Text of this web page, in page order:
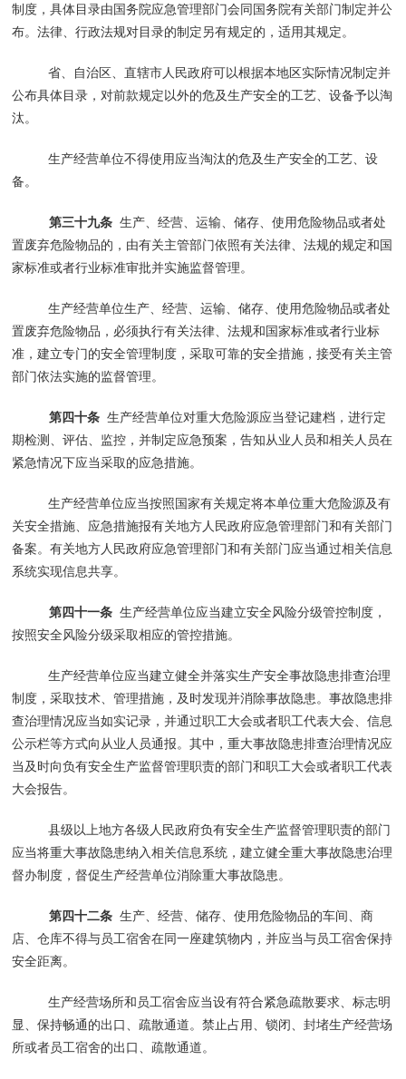
制度，具体目录由国务院应急管理部门会同国务院有关部门制定并公
布。法律、行政法规对目录的制定另有规定的，适用其规定。
省、自治区、直辖市人民政府可以根据本地区实际情况制定并
公布具体目录，对前款规定以外的危及生产安全的工艺、设备予以淘
汰。
生产经营单位不得使用应当淘汰的危及生产安全的工艺、设
备。
第三十九条生产、经营、运输、储存、使用危险物品或者处
置废弃危险物品的，由有关主管部门依照有关法律、法规的规定和国
家标准或者行业标准审批并实施监督管理。
生产经营单位生产、经营、运输、储存、使用危险物品或者处
置废弃危险物品，必须执行有关法律、法规和国家标准或者行业标
准，建立专门的安全管理制度，采取可靠的安全措施，接受有关主管
部门依法实施的监督管理。
第四十条生产经营单位对重大危险源应当登记建档，进行定
期检测、评估、监控，并制定应急预案，告知从业人员和相关人员在
紧急情况下应当采取的应急措施。
生产经营单位应当按照国家有关规定将本单位重大危险源及有
关安全措施、应急措施报有关地方人民政府应急管理部门和有关部门
备案。有关地方人民政府应急管理部门和有关部门应当通过相关信息
系统实现信息共享。
第四十一条生产经营单位应当建立安全风险分级管控制度，
按照安全风险分级采取相应的管控措施。
生产经营单位应当建立健全并落实生产安全事故隐患排查治理
制度，采取技术、管理措施，及时发现并消除事故隐患。事故隐患排
查治理情况应当如实记录，并通过职工大会或者职工代表大会、信息
公示栏等方式向从业人员通报。其中，重大事故隐患排查治理情况应
当及时向负有安全生产监督管理职责的部门和职工大会或者职工代表
大会报告。
县级以上地方各级人民政府负有安全生产监督管理职责的部门
应当将重大事故隐患纳入相关信息系统，建立健全重大事故隐患治理
督办制度，督促生产经营单位消除重大事故隐患。
第四十二条生产、经营、储存、使用危险物品的车间、商
店、仓库不得与员工宿舍在同一座建筑物内，并应当与员工宿舍保持
安全距离。
生产经营场所和员工宿舍应当设有符合紧急疏散要求、标志明
显、保持畅通的出口、疏散通道。禁止占用、锁闭、封堵生产经营场
所或者员工宿舍的出口、疏散通道。